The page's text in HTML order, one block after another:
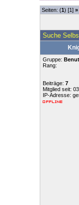
Seiten: (1) [1] »
Suche
Gruppe:
Rang:
Beiträge: 7
Mitglied seit:
IP-Adresse: